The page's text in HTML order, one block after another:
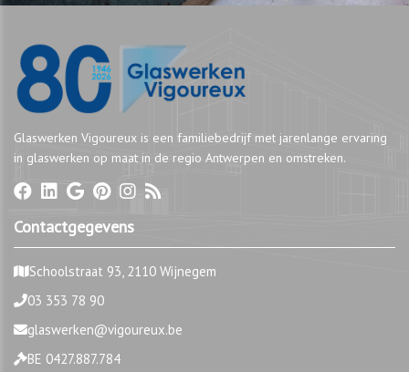
Glaswerken Vigoureux is een familiebedrijf met jarenlange ervaring
in glaswerken op maat in de regio Antwerpen en omstreken.
Contactgegevens
Schoolstraat 93, 2110 Wijnegem
03 353 78 90
glaswerken@vigoureux.be
BE 0427.887.784